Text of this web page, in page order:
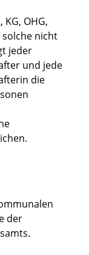
OHG,
solche nicht
jeder
und jede
die
der